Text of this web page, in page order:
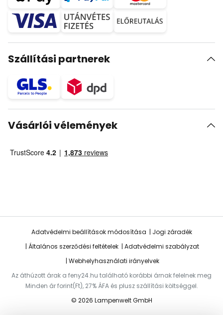
Szállítási partnerek
Vásárlói vélemények
Adatvédelmi beállítások módosítása
Jogi záradék
Általános szerződési feltételek
Adatvédelmi szabályzat
Webhelyhasználati irányelvek
Az áthúzott árak a feny24.hu található korábbi árnak felelnek meg
Minden ár forint(Ft), 27% ÁFA és plusz szállítási költséggel.
© 2026 Lampenwelt GmbH